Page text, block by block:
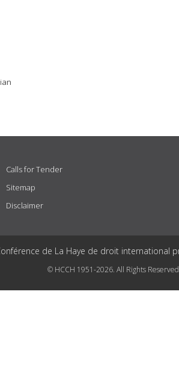
Calls for Tender
Sitemap
Disclaimer
de La Haye de droit international
© HCCH 1951-2026. All Rights